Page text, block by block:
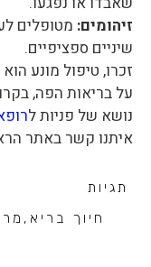
זיהומים: מטופלים
שיניים ספציפיים.
זכרו, טיפול מונע
על בריאות הפה,
נושא של פניות ל
איתנו קשר באתר
תגיות
חיוך בריא ,